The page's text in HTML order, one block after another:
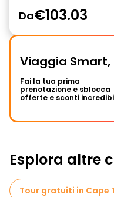
Da€103.03
Viaggia
Fai la tua prima
prenotazione e sblocca
offerte e sconti
Esplora altre
Tour gratuiti in Cape